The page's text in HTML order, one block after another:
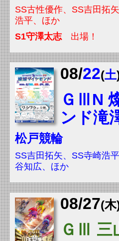
SS古性優作、SS吉田拓矢
浩平、 ほか
S1守澤太志 出場！
08/22(土
ＧⅢN
ンド滝
松戸競輪
SS吉田拓矢、SS寺崎浩平
谷知広、 ほか
08/27(木
ＧⅢ 三